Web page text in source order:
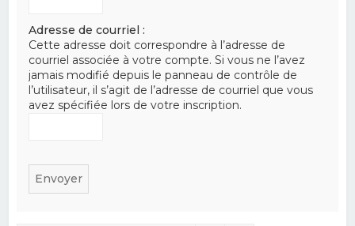
Adresse de courriel :
Cette adresse doit correspondre à l’adresse de
courriel associée à votre compte. Si vous ne l’avez
jamais modifié depuis le panneau de contrôle de
l’utilisateur, il s’agit de l’adresse de courriel que vous
avez spécifiée lors de votre inscription.